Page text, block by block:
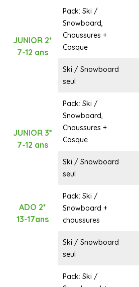
JUNIOR 2*
7-12 ans
Pack: Ski /
Snowboard,
Chaussures +
Casque
Ski / Snowboard
seul
JUNIOR 3*
7-12 ans
Pack: Ski /
Snowboard,
Chaussures +
Casque
Ski / Snowboard
seul
ADO 2*
13-17ans
Pack: Ski /
Snowboard +
chaussures
Ski / Snowboard
seul
Pack: Ski /